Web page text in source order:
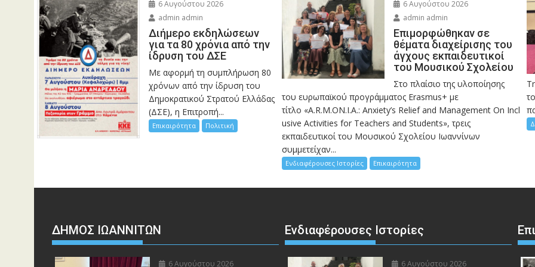
6 Αυγούστου 2026
admin admin
Διήμερο εκδηλώσεων
για τα 80 χρόνια από την
ίδρυση του ΔΣΕ
Με αφορμή τη συμπλήρωση 80
χρόνων από την ίδρυση του
Δημοκρατικού Στρατού Ελλάδας
(ΔΣΕ), η Επιτροπή...
Επικαιρότητα Πολιτική
6 Αυγούστου 2026
admin admin
Eπιμορφώθηκαν σε
θέματα διαχείρισης του
άγχους εκπαιδευτικοί
του Μουσικού Σχολείου
Στο πλαίσιο της υλοποίησης
του ευρωπαϊκού προγράμματος Erasmus+ με
τίτλο «A.R.M.ON.I.A.: Anxiety’s Relief and Management On Incl
usive Activities for Teachers and Students», τρεις
εκπαιδευτικοί του Μουσικού Σχολείου Ιωαννίνων
συμμετείχαν...
Ενδιαφέρουσες Ιστορίες Επικαιρότητα
ΔΗΜΟΣ ΙΩΑΝΝΙΤΩΝ
6 Αυγούστου 2026
Ενδιαφέρουσες Ιστορίες
6 Αυγούστου 2026